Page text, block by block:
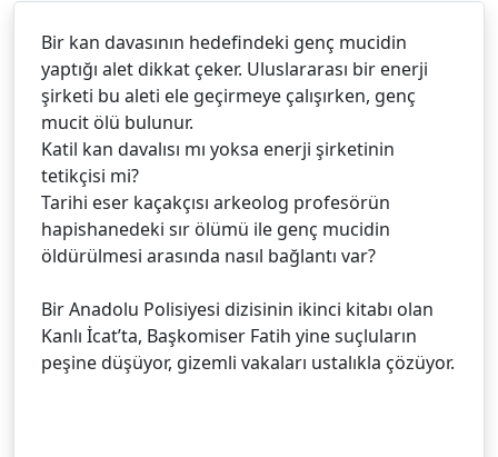
Bir kan davasının hedefindeki genç mucidin
yaptığı alet dikkat çeker. Uluslararası bir enerji
şirketi bu aleti ele geçirmeye çalışırken, genç
mucit ölü bulunur.
Katil kan davalısı mı yoksa enerji şirketinin
tetikçisi mi?
Tarihi eser kaçakçısı arkeolog profesörün
hapishanedeki sır ölümü ile genç mucidin
öldürülmesi arasında nasıl bağlantı var?
Bir Anadolu Polisiyesi dizisinin ikinci kitabı olan
Kanlı İcat’ta, Başkomiser Fatih yine suçluların
peşine düşüyor, gizemli vakaları ustalıkla çözüyor.